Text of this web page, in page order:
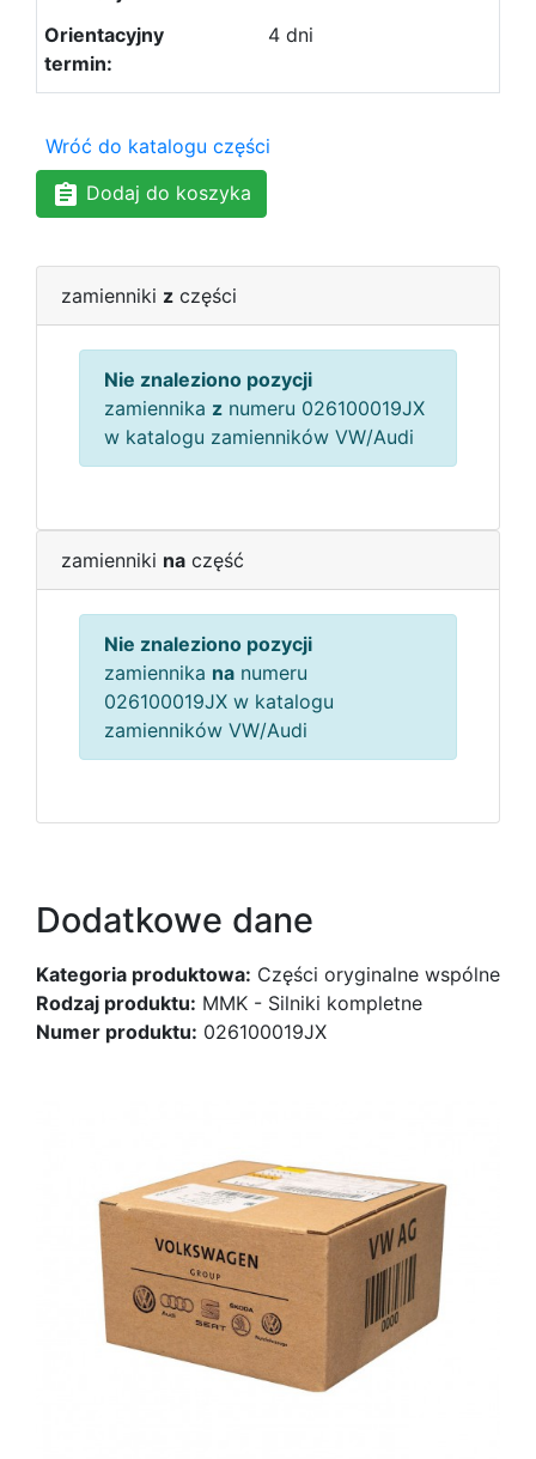
4 dni
Wróć do katalogu części
Dodaj do koszyka
zamienniki z części
Nie znaleziono pozycji
zamiennika z numeru 026100019JX
w katalogu zamienników VW/Audi
zamienniki na część
Nie znaleziono pozycji
zamiennika na numeru
026100019JX w katalogu
zamienników VW/Audi
Dodatkowe dane
Kategoria produktowa: Części oryginalne wspólne
Rodzaj produktu: MMK - Silniki kompletne
Numer produktu: 026100019JX